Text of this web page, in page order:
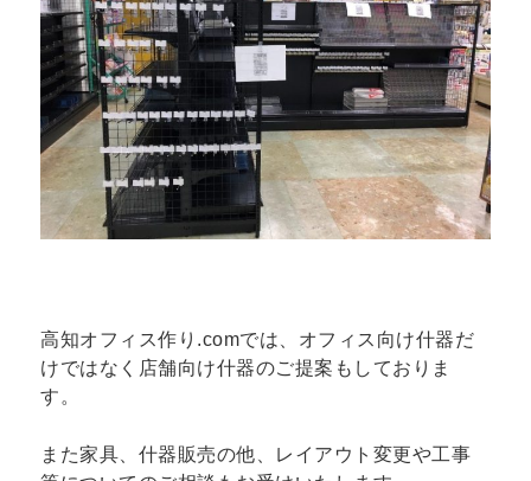
高知オフィス作り.comでは、オフィス向け什器だ
けではなく店舗向け什器のご提案もしておりま
す。
また家具、什器販売の他、レイアウト変更や工事